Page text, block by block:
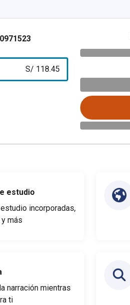
S/ 118.45
estudio
incorporadas,
más
narración mientras
ti